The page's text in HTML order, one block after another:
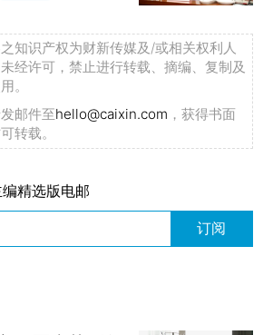
知识产权为财新传媒及/或相关权利人
经许可，禁止进行转载、摘编、复制及
。
邮件至hello@caixin.com ，获得书面
转载。
精选版电邮
订阅